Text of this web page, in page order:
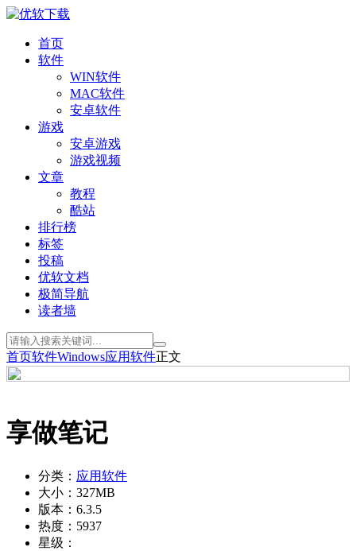
首页
软件
WIN软件
MAC软件
安卓软件
游戏
安卓游戏
游戏视频
文章
教程
酷站
排行榜
标签
投稿
优软文档
极简导航
读者墙
首页软件Windows应用软件正文
享做笔记
分类： 应用软件
大小： 327MB
版本： 6.3.5
热度： 5937
星级：